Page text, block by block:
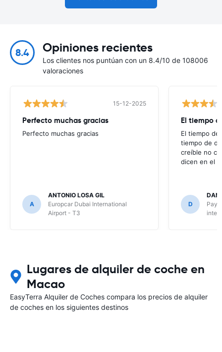
8.4 Opiniones recientes
Los clientes nos puntúan con un 8.4/10 de 108006
valoraciones
15-12-2025
Perfecto muchas gracias
Perfecto muchas gracias
A
ANTONIO LOSA GIL
Europcar Dubai International
Airport - T3
El tiempo
El tiempo
tiempo de
creíble no
dicen en el
D
Lugares de alquiler de coche en
Macao
EasyTerra Alquiler de Coches compara los precios de alquiler
de coches en los siguientes destinos